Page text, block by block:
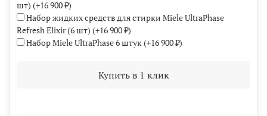
Купить в 1 клик
шт) (+16 900 ₽)
Набор жидких средств для стирки Miele UltraPhase
Refresh Elixir (6 шт) (+16 900 ₽)
Набор Miele UltraPhase 6 штук(+16 900 ₽)